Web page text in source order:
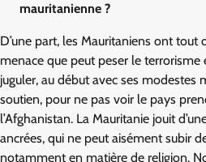
mauritanienne ?
D’une part, les Mauritaniens ont tout
menace que peut peser le terrorisme
juguler, au début avec ses modestes
soutien, pour ne pas voir le pays
l’Afghanistan. La Mauritanie jouit
ancrées, qui ne peut aisément subir
notamment en matière de religion.